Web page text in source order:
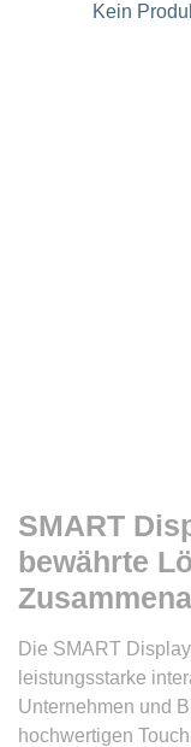
Kein
SMART
bewährte
Die SMART
leistungsstarke
Unternehmen und
hochwertigen